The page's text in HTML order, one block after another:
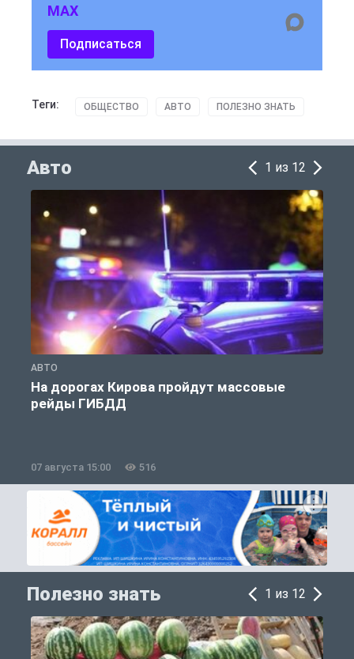
MAX
Подписаться
Теги: ОБЩЕСТВО АВТО ПОЛЕЗНО ЗНАТЬ
Авто 1 из 12
АВТО
На дорогах Кирова пройдут массовые
рейды ГИБДД
07 августа 15:00 516
Полезно знать 1 из 12